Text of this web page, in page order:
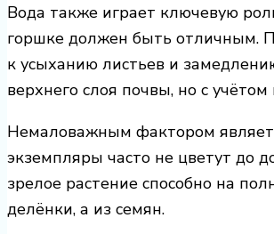
Вода также играет ключевую
горшке должен быть отличным.
к усыханию листьев и
верхнего слоя почвы, но с
Немаловажным фактором
экземпляры часто не цветут до
зрелое растение способно на
делёнки, а из семян.